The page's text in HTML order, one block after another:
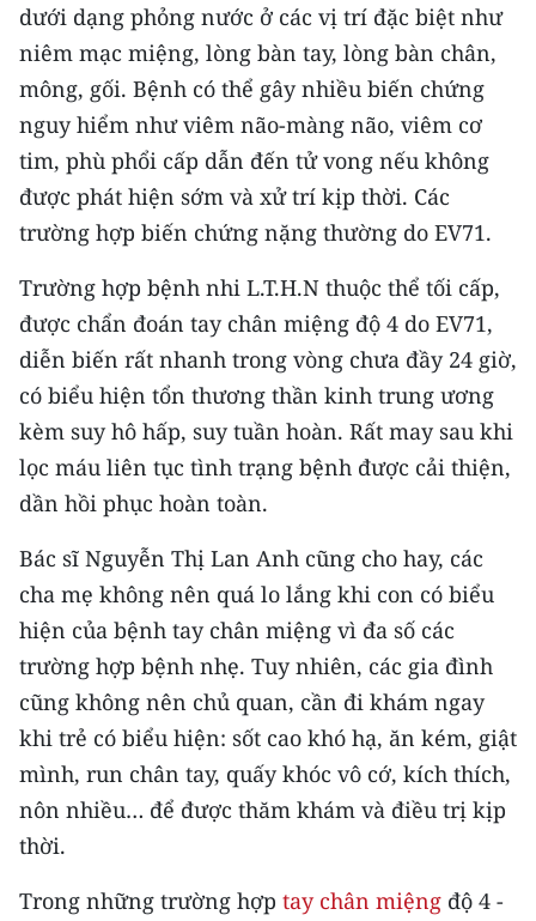
CHUYÊN ĐỀ
CÁC CHUYÊN TRANG
VỀ BÁO NHÂN DÂN
THỜI NAY
NHÂN DÂN CUỐI TUẦN
NHÂN DÂN HẰNG THÁNG
MUA BÁO
ĐỌC BÁO IN
ENGLISH
中文
FRANÇAIS
РУССКИЙ
ESPAÑOL
한국어
dưới dạng phỏng nước ở các vị trí đặc biệt như
niêm mạc miệng, lòng bàn tay, lòng bàn chân,
mông, gối. Bệnh có thể gây nhiều biến chứng
nguy hiểm như viêm não-màng não, viêm cơ
tim, phù phổi cấp dẫn đến tử vong nếu không
được phát hiện sớm và xử trí kịp thời. Các
trường hợp biến chứng nặng thường do EV71.
Trường hợp bệnh nhi L.T.H.N thuộc thể tối cấp,
được chẩn đoán tay chân miệng độ 4 do EV71,
diễn biến rất nhanh trong vòng chưa đầy 24 giờ,
có biểu hiện tổn thương thần kinh trung ương
kèm suy hô hấp, suy tuần hoàn. Rất may sau khi
lọc máu liên tục tình trạng bệnh được cải thiện,
dần hồi phục hoàn toàn.
Bác sĩ Nguyễn Thị Lan Anh cũng cho hay, các
cha mẹ không nên quá lo lắng khi con có biểu
hiện của bệnh tay chân miệng vì đa số các
trường hợp bệnh nhẹ. Tuy nhiên, các gia đình
cũng không nên chủ quan, cần đi khám ngay
khi trẻ có biểu hiện: sốt cao khó hạ, ăn kém, giật
mình, run chân tay, quấy khóc vô cớ, kích thích,
nôn nhiều… để được thăm khám và điều trị kịp
thời.
Trong những trường hợp tay chân miệng độ 4 -